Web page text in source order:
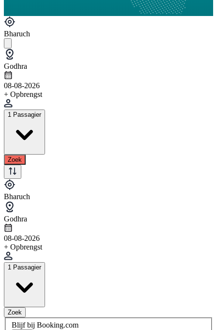
Bharuch
Godhra
08-08-2026
+ Opbrengst
1 Passagier
Zoek
Bharuch
Godhra
08-08-2026
+ Opbrengst
1 Passagier
Zoek
Blijf bij Booking.com